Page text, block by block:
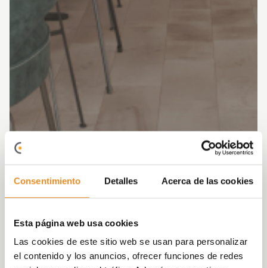
Consentimiento Detalles Acerca de las cookies
Esta página web usa cookies
Las cookies de este sitio web se usan para personalizar
el contenido y los anuncios, ofrecer funciones de redes